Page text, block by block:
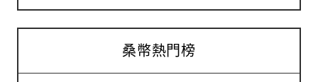
桑幣熱門榜